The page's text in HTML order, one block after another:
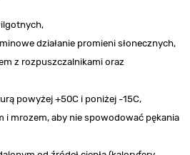
działanie promieni słonecznych,
z rozpuszczalnikami oraz
powyżej +50C i poniżej -15C,
i mrozem, aby nie spowodować pękania